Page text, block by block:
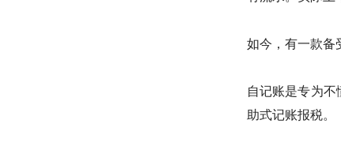
如今，有一款备
自记账是专为
助式记账报税。